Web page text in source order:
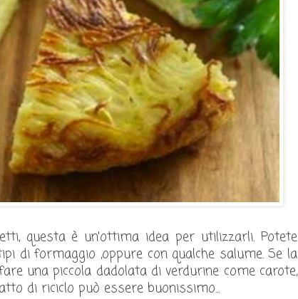
questa è un'ottima idea per utilizzarli. Potete
di formaggio ,oppure con qualche salume. Se la
una piccola dadolata di verdurine come carote,
di riciclo può essere buonissimo...